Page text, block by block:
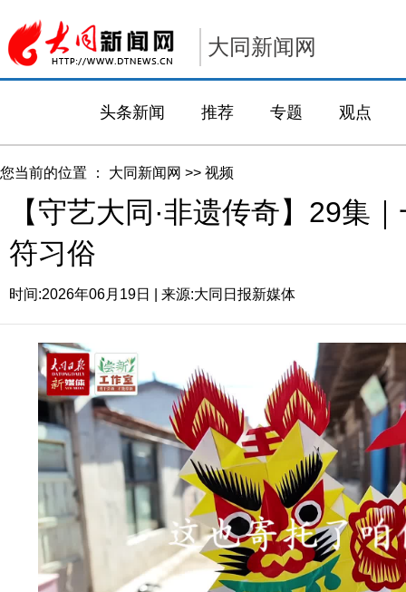
大同新闻网
头条新闻 推荐 专题 观点
您当前的位置 ： 大同新闻网 >> 视频
【守艺大同·非遗传奇】29集
符习俗
时间:2026年06月19日 | 来源:大同日报新媒体